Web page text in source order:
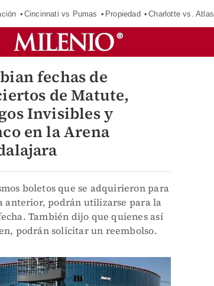
Cincinnati vs Pumas Propiedad Charlotte vs. Atlas
fechas de
de Matute,
Invisibles y
en la Arena
boletos que se adquirieron para
anterior, podrán utilizarse para la
También dijo que quienes así
podrán solicitar un reembolso.